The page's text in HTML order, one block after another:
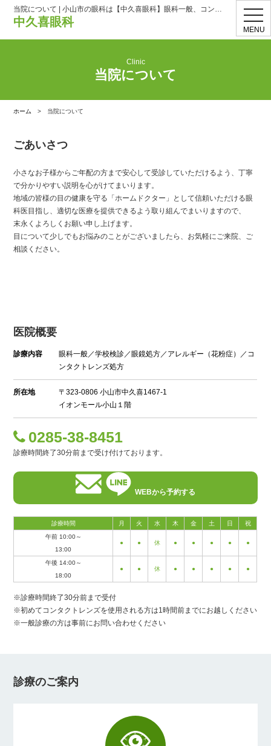
MENU
当院について | 小山市の眼科は【中久喜眼科】眼科一般、コンタクト処方
中久喜眼科
Clinic
当院について
ホーム > 当院について
ごあいさつ
小さなお子様からご年配の方まで安心して受診していただけるよう、丁寧
で分かりやすい説明を心がけてまいります。
地域の皆様の目の健康を守る「ホームドクター」として信頼いただける眼
科医目指し、適切な医療を提供できるよう取り組んでまいりますので、
末永くよろしくお願い申し上げます。
目について少しでもお悩みのことがございましたら、お気軽にご来院、ご
相談ください。
医院概要
診療内容
眼科一般／学校検診／眼鏡処方／アレルギー（花粉症）／コ
ンタクトレンズ処方
所在地
〒323-0806 小山市中久喜1467-1
イオンモール小山１階
0285-38-8451
診療時間終了30分前まで受け付けております。
WEBから予約する
診療時間 月 火 水 木 金 土 日
祝
午前 10:00～
13:00
● ● 休 ● ● ● ● ●
午後 14:00～
18:00
● ● 休 ● ● ● ● ●
※診療時間終了30分前まで受付
※初めてコンタクトレンズを使用される方は1時間前までにお越しください
※一般診療の方は事前にお問い合わせください
診療のご案内